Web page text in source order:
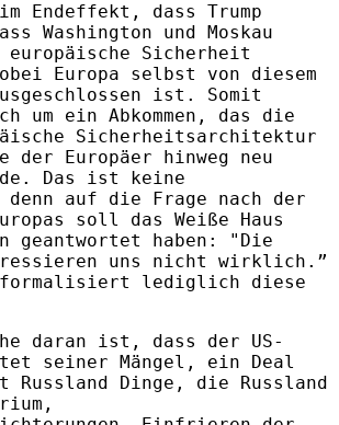
Endeffekt, dass Trump
Washington und Moskau
europäische Sicherheit
Europa selbst von diesem
ist. Somit
um ein Abkommen, das die
Sicherheitsarchitektur
der Europäer hinweg neu
Das ist keine
denn auf die Frage nach der
soll das Weiße Haus
geantwortet haben: "Die
uns nicht wirklich.”
formalisiert lediglich diese
daran ist, dass der US-
seiner Mängel, ein Deal
Dinge, die Russland